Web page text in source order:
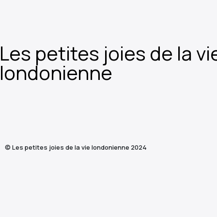
Les petites joies de la
londonienne
© Les petites joies de la vie londonienne 2024